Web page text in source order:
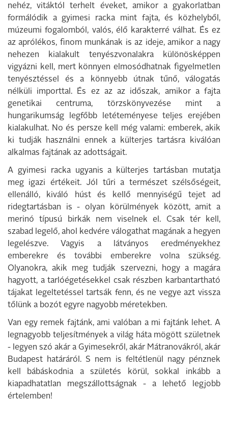
nehéz, vitáktól terhelt éveket, amikor a gyakorlatban
formálódik a gyimesi racka mint fajta, és közhelyből,
múzeumi fogalomból, valós, élő karakterré válhat. És ez
az aprólékos, finom munkának is az ideje, amikor a nagy
nehezen kialakult tenyészvonalakra különösképpen
vigyázni kell, mert könnyen elmosódhatnak figyelmetlen
tenyésztéssel és a könnyebb útnak tűnő, válogatás
nélküli importtal. És ez az az időszak, amikor a fajta
genetikai centruma, törzskönyvezése mint a
hungarikumság legfőbb letéteményese teljes erejében
kialakulhat. No és persze kell még valami: emberek, akik
ki tudják használni ennek a külterjes tartásra kiválóan
alkalmas fajtának az adottságait.
A gyimesi racka ugyanis a külterjes tartásban mutatja
meg igazi értékeit. Jól tűri a természet szélsőségeit,
ellenálló, kiváló húst és kellő mennyiségű tejet ad
ridegtartásban is - olyan körülmények között, amit a
merinó típusú birkák nem viselnek el. Csak tér kell,
szabad legelő, ahol kedvére válogathat magának a hegyen
legelészve. Vagyis a látványos eredményekhez
emberekre és további emberekre volna szükség.
Olyanokra, akik meg tudják szervezni, hogy a magára
hagyott, a tarlóégetésekkel csak részben karbantartható
tájakat legeltetéssel tartsák fenn, és ne vegye azt vissza
tőlünk a bozót egyre nagyobb méretekben.
Van egy remek fajtánk, ami valóban a mi fajtánk lehet. A
legnagyobb teljesítmények a világ háta mögött születnek
- legyen szó akár a Gyimesekről, akár Mátranovákról, akár
Budapest határáról. S nem is feltétlenül nagy pénznek
kell bábáskodnia a születés körül, sokkal inkább a
kiapadhatatlan megszállottságnak - a lehető legjobb
értelemben!